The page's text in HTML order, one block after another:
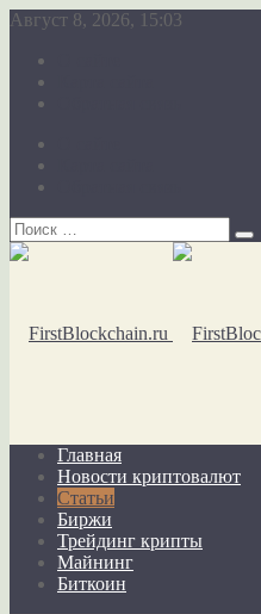
Август 8, 2026, 15:03
Главная
Новости криптовалют
Статьи
Биржи
Трейдинг крипты
Майнинг
Биткоин